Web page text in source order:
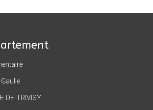
DE-TRIVISY